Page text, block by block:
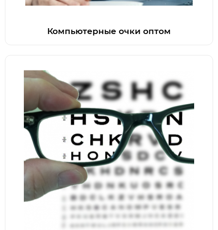
Компьютерные очки оптом